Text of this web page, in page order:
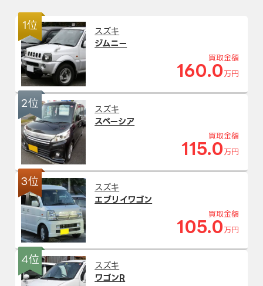
1位
スズキ
ジムニー
買取金額
160.0 万円
2位
スズキ
スペーシア
買取金額
115.0 万円
3位
スズキ
エブリイワゴン
買取金額
105.0 万円
4位
スズキ
ワゴンR